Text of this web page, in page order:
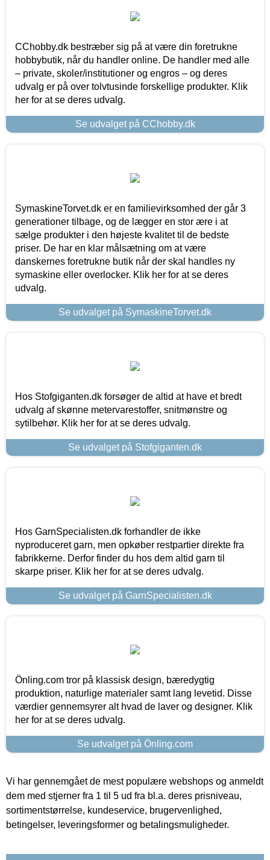
CChobby.dk bestræber sig på at være din foretrukne
hobbybutik, når du handler online. De handler med alle
– private, skoler/institutioner og engros – og deres
udvalg er på over tolvtusinde forskellige produkter. Klik
her for at se deres udvalg.
Se udvalget på CChobby.dk
SymaskineTorvet.dk er en familievirksomhed der går 3
generationer tilbage, og de lægger en stor ære i at
sælge produkter i den højeste kvalitet til de bedste
priser. De har en klar målsætning om at være
danskernes foretrukne butik når der skal handles ny
symaskine eller overlocker. Klik her for at se deres
udvalg.
Se udvalget på SymaskineTorvet.dk
Hos Stofgiganten.dk forsøger de altid at have et bredt
udvalg af skønne metervarestoffer, snitmønstre og
sytilbehør. Klik her for at se deres udvalg.
Se udvalget på Stofgiganten.dk
Hos GarnSpecialisten.dk forhandler de ikke
nyproduceret garn, men opkøber restpartier direkte fra
fabrikkerne. Derfor finder du hos dem altid garn til
skarpe priser. Klik her for at se deres udvalg.
Se udvalget på GarnSpecialisten.dk
Önling.com tror på klassisk design, bæredygtig
produktion, naturlige materialer samt lang levetid. Disse
værdier gennemsyrer alt hvad de laver og designer. Klik
her for at se deres udvalg.
Se udvalget på Önling.com
Vi har gennemgået de mest populære webshops og anmeldt
dem med stjerner fra 1 til 5 ud fra bl.a. deres prisniveau,
sortimentstørrelse, kundeservice, brugervenlighed,
betingelser, leveringsformer og betalingsmuligheder.